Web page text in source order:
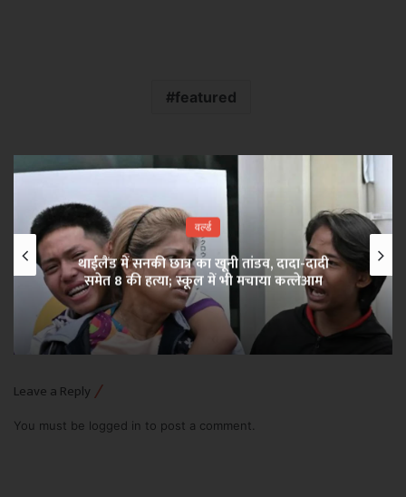
featured
वर्ल्ड
थाईलैंड में सनकी छात्र का खूनी तांडव, दादा-दादी
समेत 8 की हत्या; स्कूल में भी मचाया कत्लेआम
Leave a Reply
You must be logged in to post a comment.